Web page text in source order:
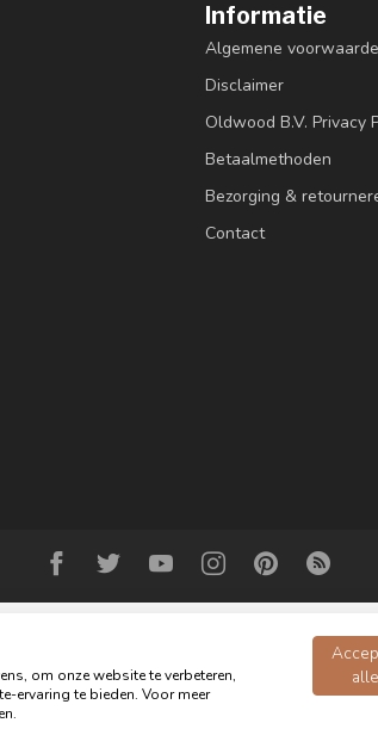
Informatie
Algemene
Disclaimer
Oldwood B.V. Privacy
Betaalmethoden
Bezorging &
Contact
Oldwood de Woonwinkel - Powered by
om onze website te verbeteren,
ervaring te bieden. Voor meer